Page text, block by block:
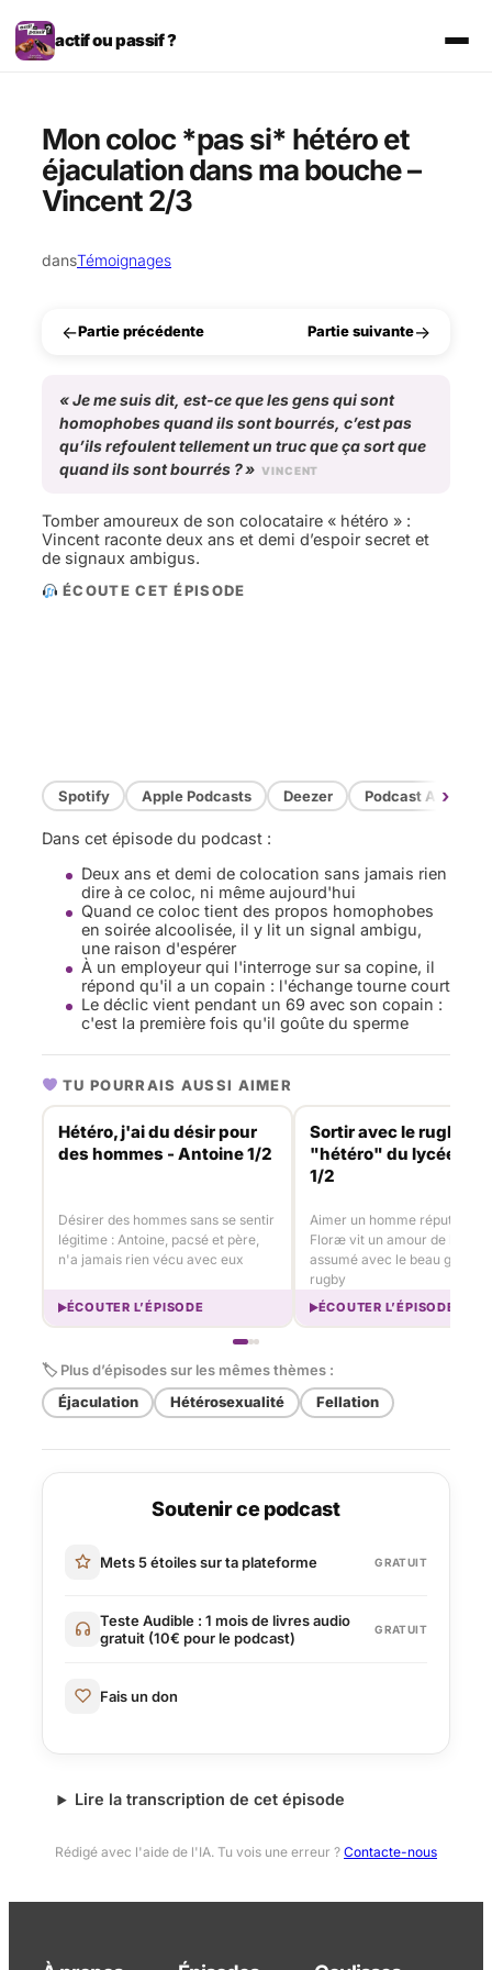
Aller
au
contenu
actif ou passif ?
Mon coloc *pas si* hétéro et
éjaculation dans ma bouche –
Vincent 2/3
dansTémoignages
←Partie précédente Partie suivante→
«Je me suis dit, est-ce que les gens qui sont
homophobes quand ils sont bourrés, c’est pas
qu’ils refoulent tellement un truc que ça sort que
quand ils sont bourrés ?» VINCENT
Tomber amoureux de son colocataire « hétéro » :
Vincent raconte deux ans et demi d’espoir secret et
de signaux ambigus.
ÉCOUTE CET ÉPISODE
Spotify Apple Podcasts Deezer Podcast Addict
›
Dans cet épisode du podcast :
Deux ans et demi de colocation sans jamais rien
dire à ce coloc, ni même aujourd'hui
Quand ce coloc tient des propos homophobes
en soirée alcoolisée, il y lit un signal ambigu,
une raison d'espérer
À un employeur qui l'interroge sur sa copine, il
répond qu'il a un copain : l'échange tourne court
Le déclic vient pendant un 69 avec son copain :
c'est la première fois qu'il goûte du sperme
TU POURRAIS AUSSI AIMER
Hétéro, j'ai du désir pour
des hommes - Antoine 1/2
Désirer des hommes sans se sentir
légitime : Antoine, pacsé et père,
n'a jamais rien vécu avec eux
ÉCOUTER L’ÉPISODE
Sortir avec le
"hétéro" du lycée !
1/2
Aimer un homme réputé
Floræ vit un amour de lycée
assumé avec le beau gosse
rugby
ÉCOUTER L’ÉPISODE
🏷 Plus d’épisodes sur les mêmes thèmes :
Éjaculation
Hétérosexualité Fellation
Soutenir ce podcast
Mets 5 étoiles sur ta plateforme GRATUIT
Teste Audible : 1 mois de livres audio
gratuit (10€ pour le podcast)
GRATUIT
Fais un don
Lire la transcription de cet épisode
Rédigé avec l'aide de l'IA. Tu vois une erreur ? Contacte-nous